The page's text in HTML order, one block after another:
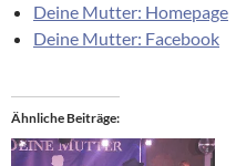
Deine Mutter: Homepage
Deine Mutter: Facebook
Ähnliche Beiträge